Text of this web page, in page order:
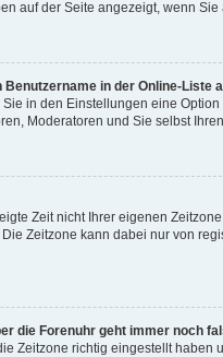
auf der Seite angezeigt, wenn
in der Online-Liste
in den Einstellungen eine
Moderatoren und Sie selbst
Zeit nicht Ihrer eigenen
Zeitzone kann dabei nur von
die Forenuhr geht immer noch
Zeitzone richtig eingestellt